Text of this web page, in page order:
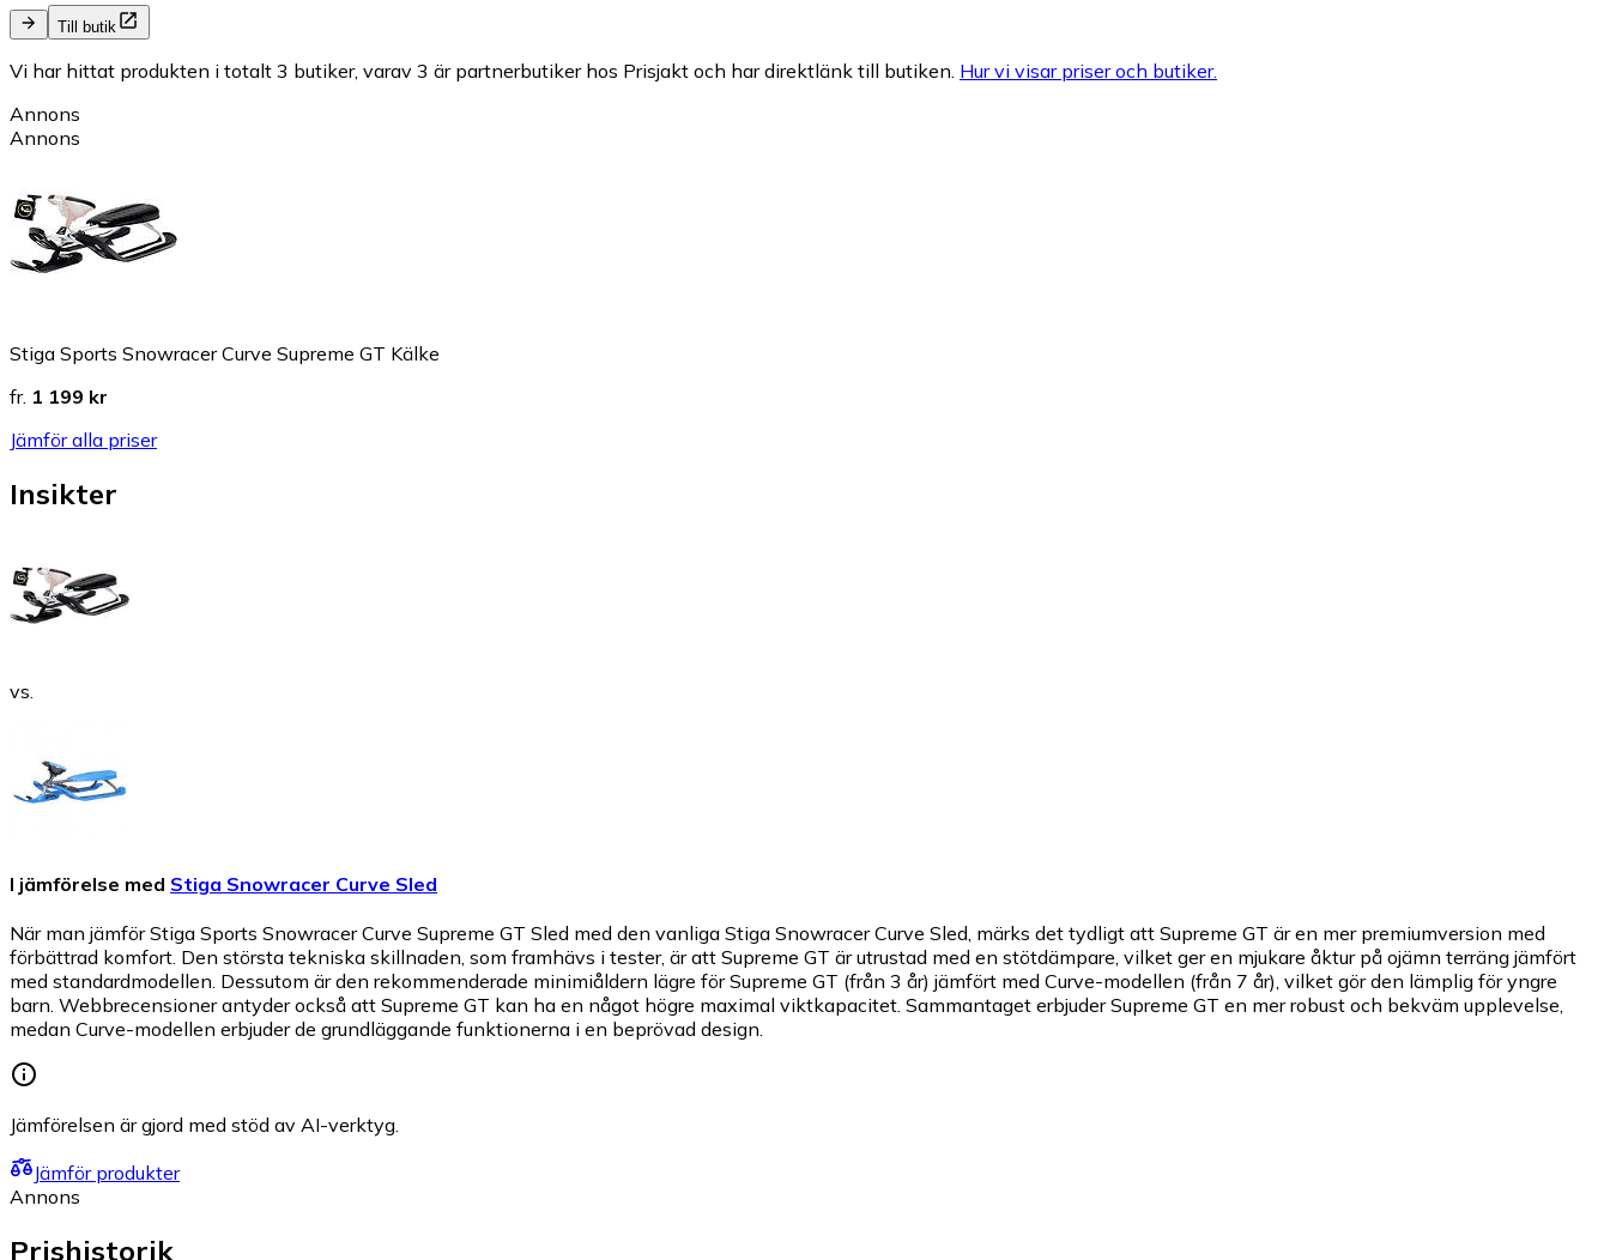
Till butik
Vi har hittat produkten i totalt 3 butiker, varav 3 är partnerbutiker hos Prisjakt och har direktlänk till butiken. Hur vi visar priser och butiker.
Annons
Annons
Stiga Sports Snowracer Curve Supreme GT Kälke
fr. 1 199 kr
Jämför alla priser
Insikter
vs.
I jämförelse med Stiga Snowracer Curve Sled
När man jämför Stiga Sports Snowracer Curve Supreme GT Sled med den vanliga Stiga Snowracer Curve Sled, märks det tydligt att Supreme GT är en mer premiumversion med
förbättrad komfort. Den största tekniska skillnaden, som framhävs i tester, är att Supreme GT är utrustad med en stötdämpare, vilket ger en mjukare åktur på ojämn terräng jämfört
med standardmodellen. Dessutom är den rekommenderade minimiåldern lägre för Supreme GT (från 3 år) jämfört med Curve-modellen (från 7 år), vilket gör den lämplig för yngre
barn. Webbrecensioner antyder också att Supreme GT kan ha en något högre maximal viktkapacitet. Sammantaget erbjuder Supreme GT en mer robust och bekväm upplevelse,
medan Curve-modellen erbjuder de grundläggande funktionerna i en beprövad design.
Jämförelsen är gjord med stöd av AI-verktyg.
Jämför produkter
Annons
Prishistorik